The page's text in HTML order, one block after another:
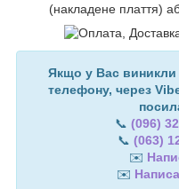
(накладене плаття)
Якщо у Вас виникли
телефону, через
📞 (096)
📞 (063)
✉️
✉️